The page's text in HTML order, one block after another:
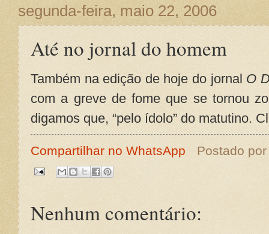
segunda-feira, maio 22, 2006
Até no jornal do homem
Também na edição de hoje do jornal O
com a greve de fome que se tornou
digamos que, “pelo ídolo” do matutino.
Compartilhar no WhatsApp Postado
Nenhum comentário: